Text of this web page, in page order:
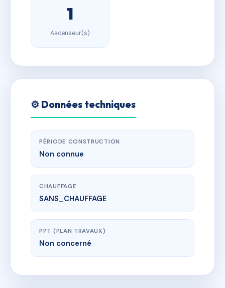
1
Ascenseur(s)
⚙️ Données techniques
PÉRIODE CONSTRUCTION
Non connue
CHAUFFAGE
SANS_CHAUFFAGE
PPT (PLAN TRAVAUX)
Non concerné